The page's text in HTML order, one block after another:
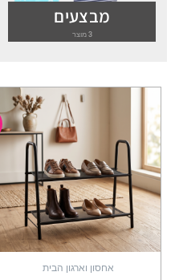
מבצעים
3 מוצר
אחסון וארגון הבית